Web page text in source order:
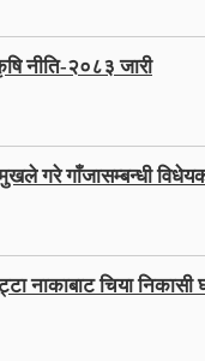
नीति-२०८३ जारी
गरे गाँजासम्बन्धी
नाकाबाट चिया निकासी